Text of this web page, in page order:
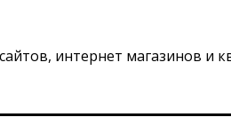
интернет магазинов и